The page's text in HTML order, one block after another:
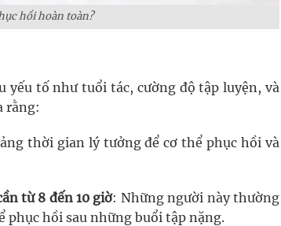
hồi hoàn toàn?
yếu tố như tuổi tác, cường độ tập luyện, và
rằng:
thời gian lý tưởng để cơ thể phục hồi và
từ 8 đến 10 giờ: Những người này thường
phục hồi sau những buổi tập nặng.